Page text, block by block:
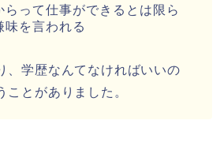
らって仕事ができるとは限ら
味を言われる
、学歴なんてなければいいの
ことがありました。